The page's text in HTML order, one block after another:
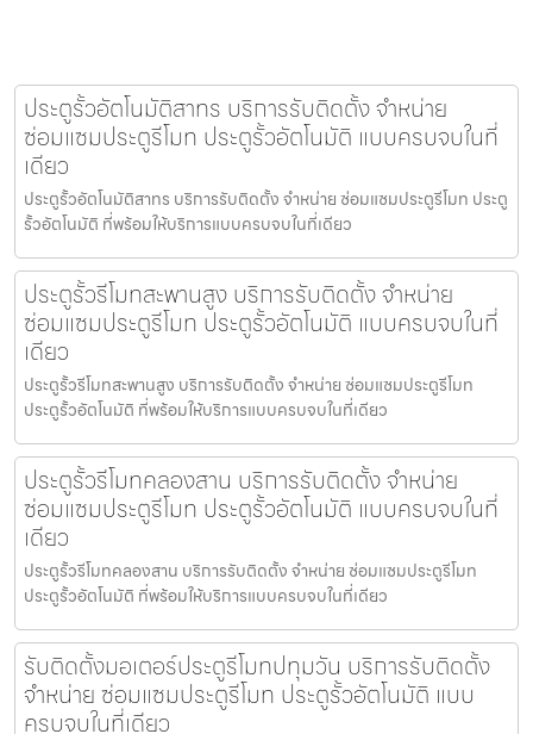
ประตูรั้วอัตโนมัติสาทร บริการรับติดตั้ง จำหน่าย
ซ่อมแซมประตูรีโมท ประตูรั้วอัตโนมัติ แบบครบจบในที่
เดียว
ประตูรั้วอัตโนมัติสาทร บริการรับติดตั้ง จำหน่าย ซ่อมแซมประตูรีโมท ประตู
รั้วอัตโนมัติ ที่พร้อมให้บริการแบบครบจบในที่เดียว
ประตูรั้วรีโมทสะพานสูง บริการรับติดตั้ง จำหน่าย
ซ่อมแซมประตูรีโมท ประตูรั้วอัตโนมัติ แบบครบจบในที่
เดียว
ประตูรั้วรีโมทสะพานสูง บริการรับติดตั้ง จำหน่าย ซ่อมแซมประตูรีโมท
ประตูรั้วอัตโนมัติ ที่พร้อมให้บริการแบบครบจบในที่เดียว
ประตูรั้วรีโมทคลองสาน บริการรับติดตั้ง จำหน่าย
ซ่อมแซมประตูรีโมท ประตูรั้วอัตโนมัติ แบบครบจบในที่
เดียว
ประตูรั้วรีโมทคลองสาน บริการรับติดตั้ง จำหน่าย ซ่อมแซมประตูรีโมท
ประตูรั้วอัตโนมัติ ที่พร้อมให้บริการแบบครบจบในที่เดียว
รับติดตั้งมอเตอร์ประตูรีโมทปทุมวัน บริการรับติดตั้ง
จำหน่าย ซ่อมแซมประตูรีโมท ประตูรั้วอัตโนมัติ แบบ
ครบจบในที่เดียว